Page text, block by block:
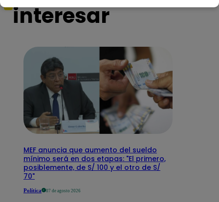
interesar
MEF anuncia que aumento del sueldo
mínimo será en dos etapas: "El primero,
posiblemente, de S/ 100 y el otro de S/
70"
Política 07 de agosto 2026